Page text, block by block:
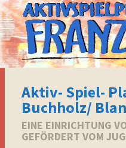
Aktiv- Spiel-
Buchholz/
EINE EINRICHTUNG
GEFÖRDERT VOM